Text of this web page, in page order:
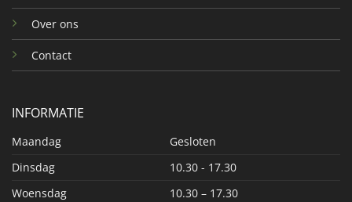
Over ons
Contact
INFORMATIE
Maandag
Gesloten
Dinsdag
10.30 - 17.30
Woensdag
10.30 – 17.30